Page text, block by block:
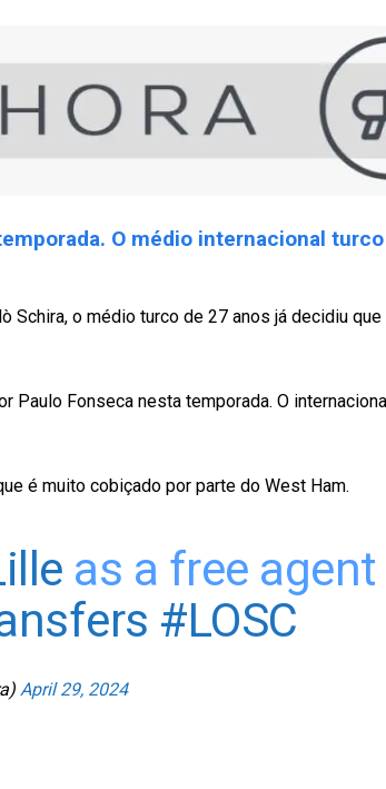
O médio internacional
o médio turco de 27 anos já decidiu que
Fonseca nesta temporada. O
é muito cobiçado por parte do West Ham.
as a free
#LOSC
April 29, 2024